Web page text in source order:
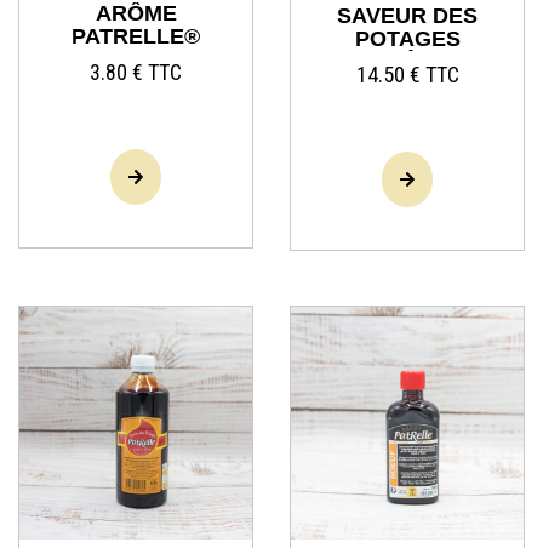
ARÔME
PATRELLE®
BARBECUE
3.80 € TTC
SAVEUR DES
POTAGES
(ARÔME
PATRELLE®) 1
14.50 € TTC